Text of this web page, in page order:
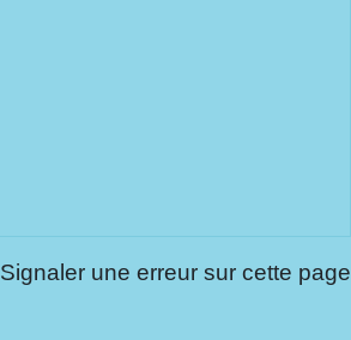
Signaler une erreur sur cette page